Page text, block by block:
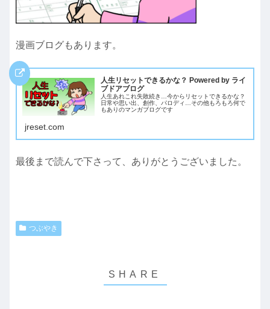
漫画ブログもあります。
人生リセットできるかな？ Powered by ライ
ブドアブログ
人生あれこれ失敗続き…今からリセットできるかな？
日常や思い出、創作、パロディ…その他もろもろ何で
もありのマンガブログです
jreset.com
最後まで読んで下さって、ありがとうございました。
つぶやき